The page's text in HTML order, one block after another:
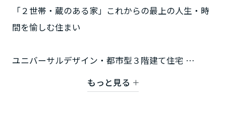
「２世帯・蔵のある家」これからの最上の人生・時
間を愉しむ住まい
ユニバーサルデザイン・都市型３階建て住宅
もっと見る
長野県